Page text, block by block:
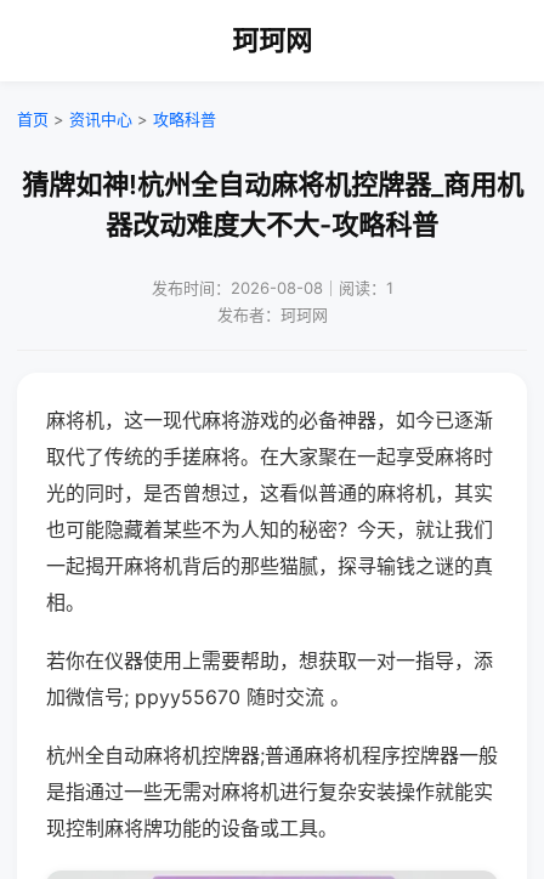
珂珂网
首页 > 资讯中心 > 攻略科普
猜牌如神!杭州全自动麻将机控牌器_商用机
器改动难度大不大-攻略科普
发布时间：2026-08-08｜阅读：1
发布者：珂珂网
麻将机，这一现代麻将游戏的必备神器，如今已逐渐
取代了传统的手搓麻将。在大家聚在一起享受麻将时
光的同时，是否曾想过，这看似普通的麻将机，其实
也可能隐藏着某些不为人知的秘密？今天，就让我们
一起揭开麻将机背后的那些猫腻，探寻输钱之谜的真
相。
若你在仪器使用上需要帮助，想获取一对一指导，添
加微信号; ppyy55670 随时交流 。
杭州全自动麻将机控牌器;普通麻将机程序控牌器一般
是指通过一些无需对麻将机进行复杂安装操作就能实
现控制麻将牌功能的设备或工具。